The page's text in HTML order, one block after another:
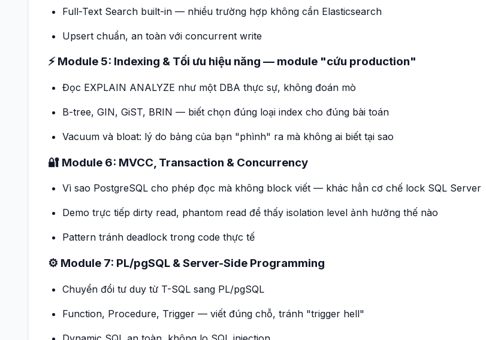
Full-Text Search built-in — nhiều trường hợp không cần Elasticsearch
Upsert chuẩn, an toàn với concurrent write
⚡ Module 5: Indexing & Tối ưu hiệu năng — module "cứu production"
Đọc EXPLAIN ANALYZE như một DBA thực sự, không đoán mò
B-tree, GIN, GiST, BRIN — biết chọn đúng loại index cho đúng bài toán
Vacuum và bloat: lý do bảng của bạn "phình" ra mà không ai biết tại sao
🔐 Module 6: MVCC, Transaction & Concurrency
Vì sao PostgreSQL cho phép đọc mà không block viết — khác hẳn cơ chế lock SQL Server
Demo trực tiếp dirty read, phantom read để thấy isolation level ảnh hưởng thế nào
Pattern tránh deadlock trong code thực tế
⚙️ Module 7: PL/pgSQL & Server-Side Programming
Chuyển đổi tư duy từ T-SQL sang PL/pgSQL
Function, Procedure, Trigger — viết đúng chỗ, tránh "trigger hell"